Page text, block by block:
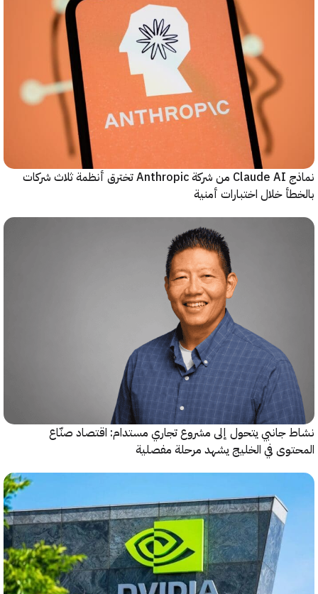
نماذج Claude AI من شركة Anthropic تخترق أنظمة ثلاث شركات
خلال اختبارات أمنية
جانبي يتحول إلى مشروع تجاري مستدام: اقتصاد صنّاع
في الخليج يشهد مرحلة مفصلية